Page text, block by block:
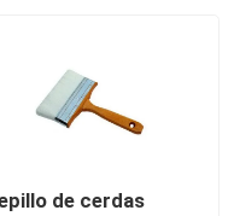
de cerdas